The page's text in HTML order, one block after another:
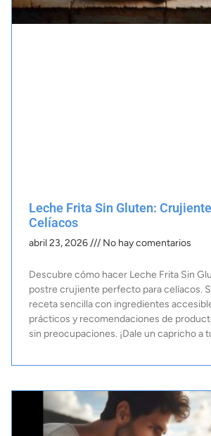
Leche Frita Sin Gluten:
Celíacos
abril 23, 2026 No hay comentarios
Descubre cómo hacer Leche Frita Sin
postre crujiente perfecto para celíacos.
receta sencilla con ingredientes
prácticos y recomendaciones de
sin preocupaciones. ¡Dale un capricho a